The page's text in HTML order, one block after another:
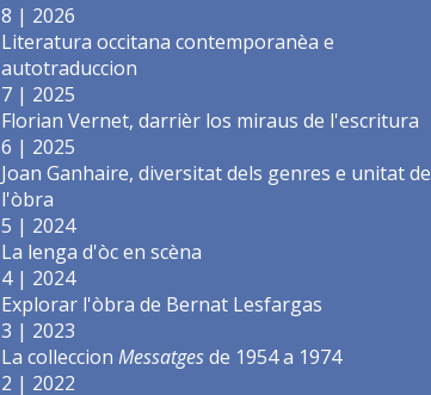
8 | 2026
Literatura occitana contemporanèa e
autotraduccion
7 | 2025
Florian Vernet, darrièr los miraus de l'escritura
6 | 2025
Joan Ganhaire, diversitat dels genres e unitat de
l'òbra
5 | 2024
La lenga d'òc en scèna
4 | 2024
Explorar l'òbra de Bernat Lesfargas
3 | 2023
La colleccion Messatgesde 1954 a 1974
2 | 2022